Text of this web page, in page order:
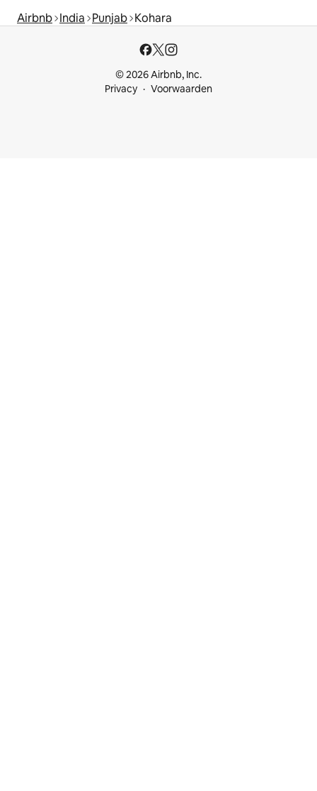
Airbnb India Punjab Kohara
© 2026 Airbnb, Inc.
Privacy
Voorwaarden